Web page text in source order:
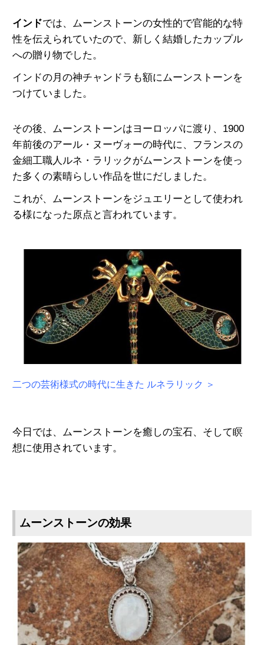
インドでは、ムーンストーンの女性的で官能的な特
性を伝えられていたので、新しく結婚したカップル
への贈り物でした。
インドの月の神チャンドラも額にムーンストーンを
つけていました。
その後、ムーンストーンはヨーロッパに渡り、1900
年前後のアール・ヌーヴォーの時代に、フランスの
金細工職人ルネ・ラリックがムーンストーンを使っ
た多くの素晴らしい作品を世にだしました。
これが、ムーンストーンをジュエリーとして使われ
る様になった原点と言われています。
二つの芸術様式の時代に生きた ルネラリック ＞
今日では、ムーンストーンを癒しの宝石、そして瞑
想に使用されています。
ムーンストーンの効果